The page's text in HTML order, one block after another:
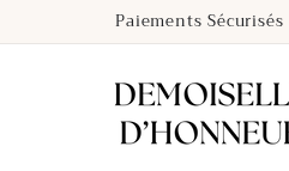
Paiements Sécurisés